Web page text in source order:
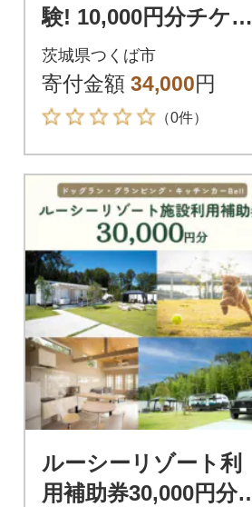
験! 10,000円分チケッ
ト
茨城県つくば市
寄付金額 34,000円
（0件）
ルーシーリゾート利
用補助券30,000円分